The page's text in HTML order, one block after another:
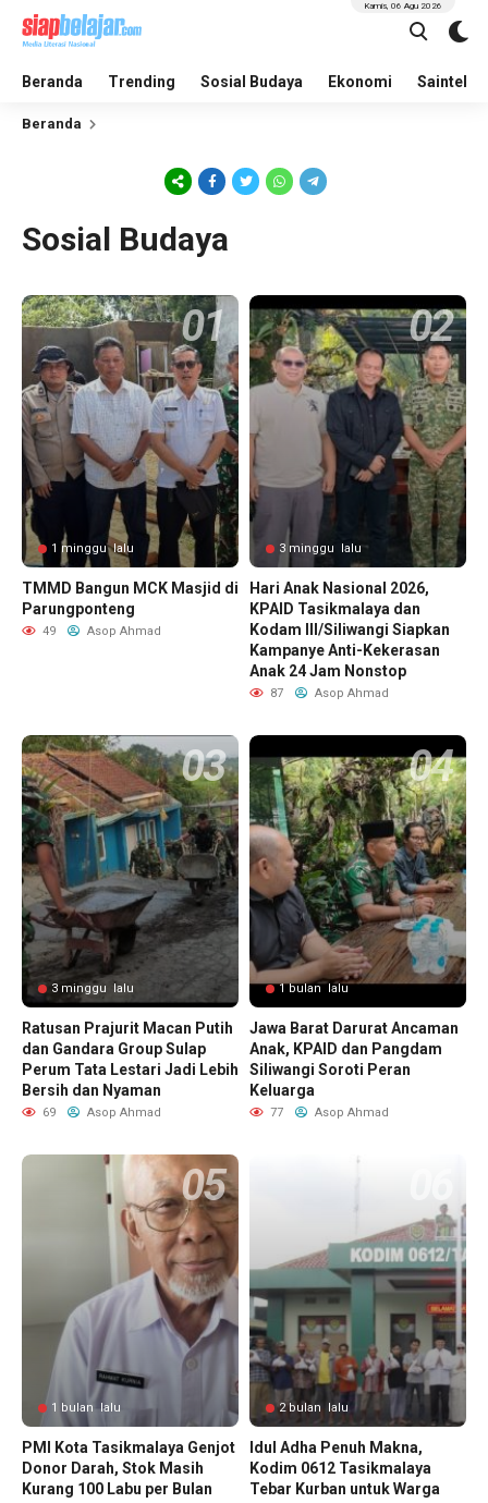
Beranda Trending Sosial Budaya Ekonomi Saintek
Kamis, 06 Agu 2026
Beranda
Sosial Budaya
1 minggu lalu
TMMD Bangun MCK Masjid di
Parungponteng
49 Asop Ahmad
3 minggu lalu
Hari Anak Nasional 2026,
KPAID Tasikmalaya dan
Kodam III/Siliwangi Siapkan
Kampanye Anti-Kekerasan
Anak 24 Jam Nonstop
87 Asop Ahmad
3 minggu lalu
Ratusan Prajurit Macan Putih
dan Gandara Group Sulap
Perum Tata Lestari Jadi Lebih
Bersih dan Nyaman
69 Asop Ahmad
1 bulan lalu
Jawa Barat Darurat Ancaman
Anak, KPAID dan Pangdam
Siliwangi Soroti Peran
Keluarga
77 Asop Ahmad
1 bulan lalu
PMI Kota Tasikmalaya Genjot
Donor Darah, Stok Masih
Kurang 100 Labu per Bulan
2 bulan lalu
Idul Adha Penuh Makna,
Kodim 0612 Tasikmalaya
Tebar Kurban untuk Warga